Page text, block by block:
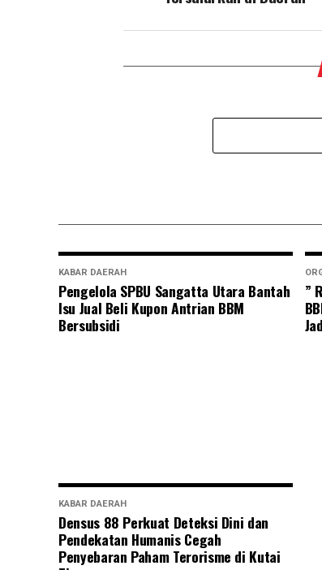
KABAR DAERAH
Pengelola SPBU Sangatta Utara Bantah
Isu Jual Beli Kupon Antrian BBM
Bersubsidi
”
KABAR DAERAH
Densus 88 Perkuat Deteksi Dini dan
Pendekatan Humanis Cegah
Penyebaran Paham Terorisme di Kutai